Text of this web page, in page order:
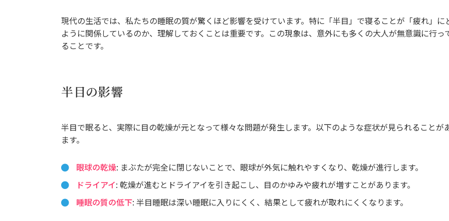
現代の生活では、私たちの睡眠の質が驚くほど影響を受けています。特に「半目」で寝ることが「疲れ」に
ように関係しているのか、理解しておくことは重要です。この現象は、意外にも多くの大人が無意識に行っ
ることです。
半目の影響
半目で眠ると、実際に目の乾燥が元となって様々な問題が発生します。以下のような症状が見られることが
ます。
眼球の乾燥: まぶたが完全に閉じないことで、眼球が外気に触れやすくなり、乾燥が進行します。
ドライアイ: 乾燥が進むとドライアイを引き起こし、目のかゆみや疲れが増すことがあります。
睡眠の質の低下: 半目睡眠は深い睡眠に入りにくく、結果として疲れが取れにくくなります。